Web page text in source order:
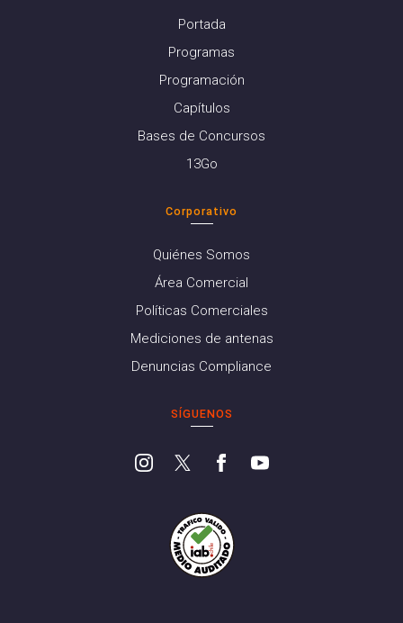
Portada
Programas
Programación
Capítulos
Bases de Concursos
13Go
Corporativo
Quiénes Somos
Área Comercial
Políticas Comerciales
Mediciones de antenas
Denuncias Compliance
SÍGUENOS